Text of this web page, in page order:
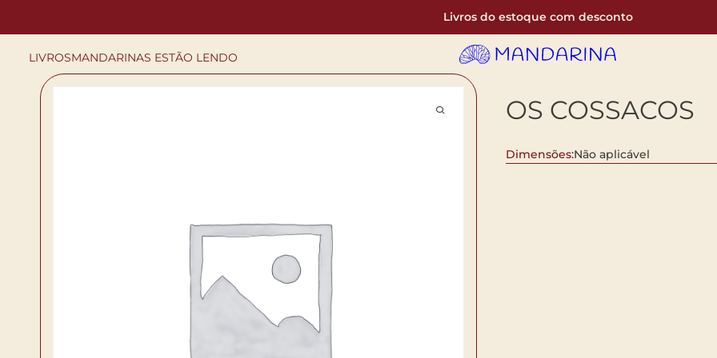
Livros do estoque com desconto
LIVROSMANDARINAS ESTÃO LENDO
OS COSSACOS
Dimensões:Não aplicável